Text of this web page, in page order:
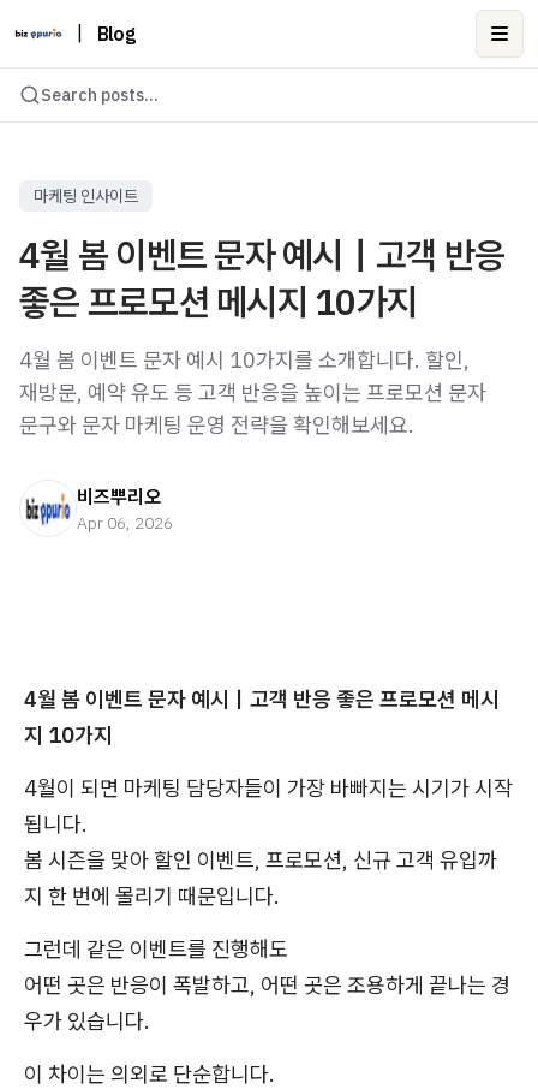
Blog
Search posts...
마케팅 인사이트
4월 봄 이벤트 문자 예시｜고객 반응
좋은 프로모션 메시지 10가지
4월 봄 이벤트 문자 예시 10가지를 소개합니다. 할인,
재방문, 예약 유도 등 고객 반응을 높이는 프로모션 문자
문구와 문자 마케팅 운영 전략을 확인해보세요.
비즈뿌리오
Apr 06, 2026
4월 봄 이벤트 문자 예시｜고객 반응 좋은 프로모션 메시
지 10가지
4월이 되면 마케팅 담당자들이 가장 바빠지는 시기가 시작
됩니다.
봄 시즌을 맞아 할인 이벤트, 프로모션, 신규 고객 유입까
지 한 번에 몰리기 때문입니다.
그런데 같은 이벤트를 진행해도
어떤 곳은 반응이 폭발하고, 어떤 곳은 조용하게 끝나는 경
우가 있습니다.
이 차이는 의외로 단순합니다.